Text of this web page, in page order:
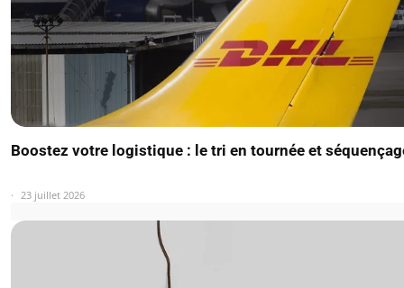
Boostez votre logistique : le tri en tournée et
23 juillet 2026